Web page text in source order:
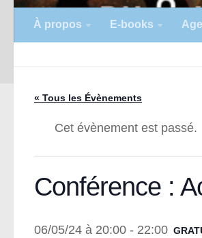
À propos E-books
« Tous les Évènements
Cet évènement est passé.
Conférence :
06/05/24 à 20:00 - 22:00